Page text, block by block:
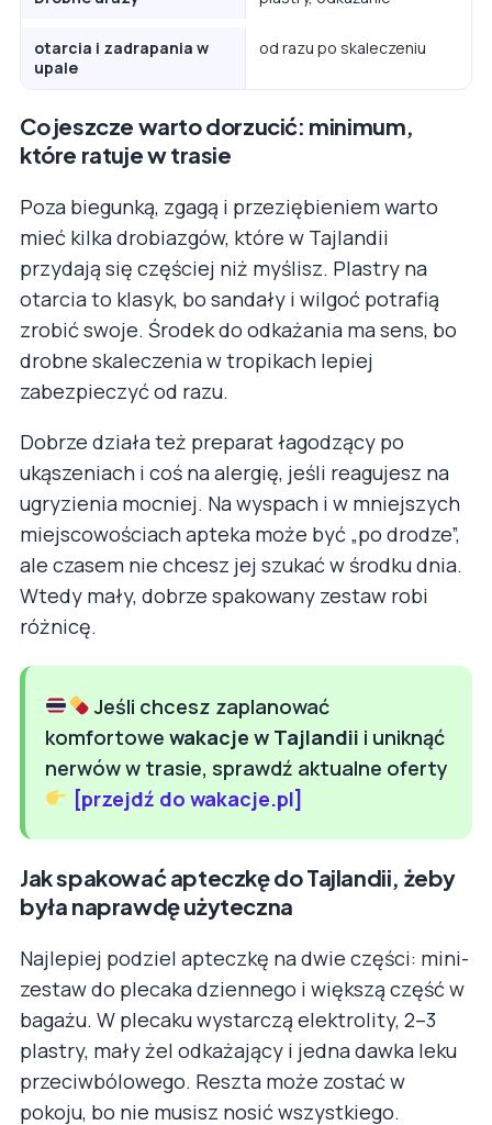
otarcia i zadrapania w
upale
od razu po skaleczeniu
Co jeszcze warto dorzucić: minimum,
które ratuje w trasie
Poza biegunką, zgagą i przeziębieniem warto
mieć kilka drobiazgów, które w Tajlandii
przydają się częściej niż myślisz. Plastry na
otarcia to klasyk, bo sandały i wilgoć potrafią
zrobić swoje. Środek do odkażania ma sens, bo
drobne skaleczenia w tropikach lepiej
zabezpieczyć od razu.
Dobrze działa też preparat łagodzący po
ukąszeniach i coś na alergię, jeśli reagujesz na
ugryzienia mocniej. Na wyspach i w mniejszych
miejscowościach apteka może być „po drodze”,
ale czasem nie chcesz jej szukać w środku dnia.
Wtedy mały, dobrze spakowany zestaw robi
różnicę.
Jeśli chcesz zaplanować
komfortowe wakacje w Tajlandii i uniknąć
nerwów w trasie, sprawdź aktualne oferty
[przejdź do wakacje.pl]
Jak spakować apteczkę do Tajlandii, żeby
była naprawdę użyteczna
Najlepiej podziel apteczkę na dwie części: mini-
zestaw do plecaka dziennego i większą część w
bagażu. W plecaku wystarczą elektrolity, 2–3
plastry, mały żel odkażający i jedna dawka leku
przeciwbólowego. Reszta może zostać w
pokoju, bo nie musisz nosić wszystkiego.